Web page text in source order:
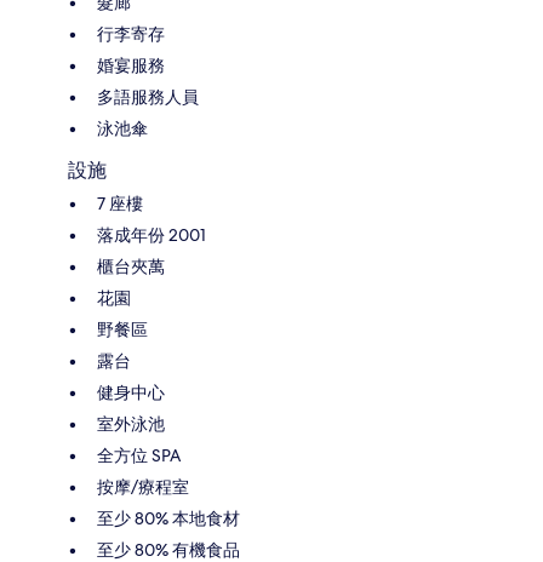
行李寄存
婚宴服務
多語服務人員
泳池傘
設施
7 座樓
落成年份 2001
櫃台夾萬
花園
野餐區
露台
健身中心
室外泳池
全方位 SPA
按摩/療程室
至少 80% 本地食材
至少 80% 有機食品